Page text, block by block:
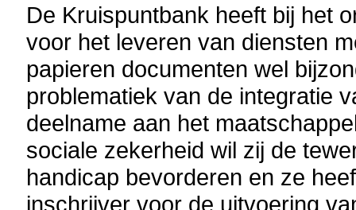
De Kruispuntbank heeft bij het
voor het leveren van diensten
papieren documenten wel
problematiek van de integratie
deelname aan het
sociale zekerheid wil zij de
handicap bevorderen en ze
inschrijver voor de uitvoering